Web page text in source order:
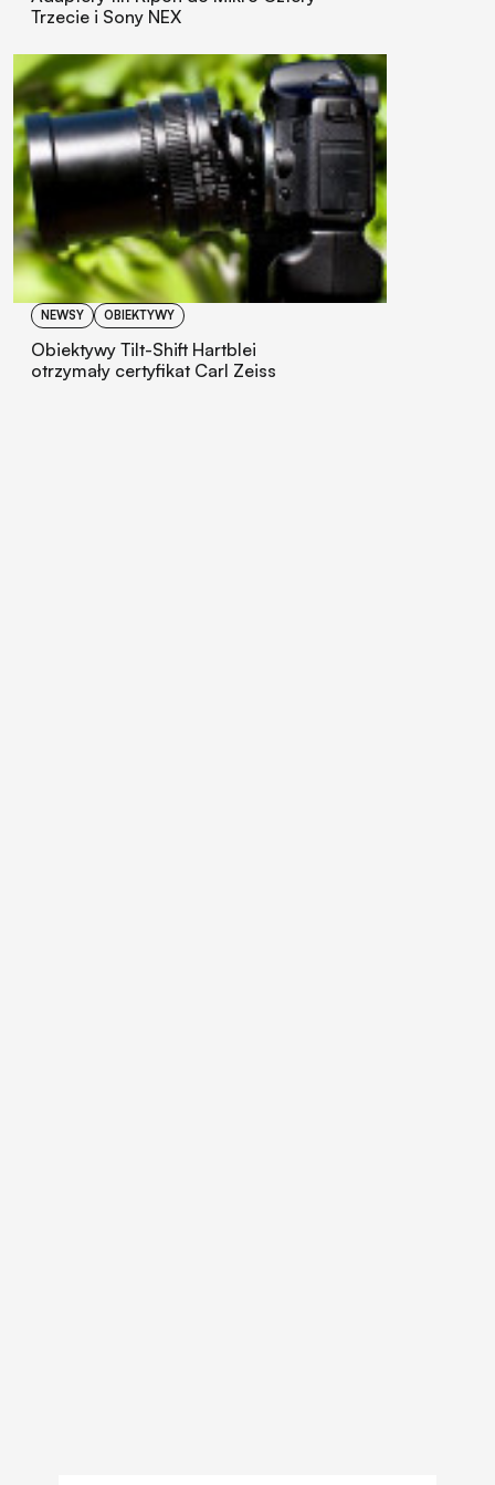
Trzecie i Sony NEX
NEWSY OBIEKTYWY
Obiektywy Tilt-Shift Hartblei
otrzymały certyfikat Carl Zeiss